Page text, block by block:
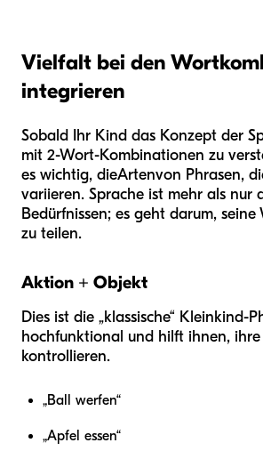
Vielfalt bei den
integrieren
Sobald Ihr Kind das Konzept der
mit 2-Wort-Kombinationen zu
es wichtig, dieArtenvon Phrasen,
variieren. Sprache ist mehr als nur
Bedürfnissen; es geht darum,
zu teilen.
Aktion + Objekt
Dies ist die „klassische“ Kleinkind-
hochfunktional und hilft ihnen,
kontrollieren.
„Ball werfen“
„Apfel essen“